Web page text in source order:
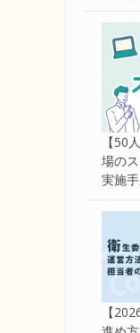
【50
場の
実施
【